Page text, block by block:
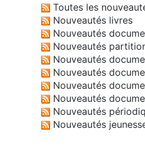
Toutes les
Nouveautés livres
Nouveautés
Nouveautés
Nouveautés
Nouveautés
Nouveautés
Nouveautés
Nouveautés
Nouveautés